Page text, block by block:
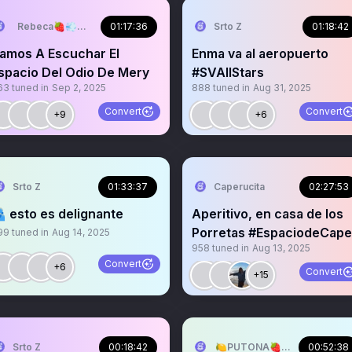
Rebeca🍓💨🇪🇸🇭🇳 01:17:36
A Escuchar El
Del Odio De Mery
tuned in Sep 2, 2025
+9 Convert
Srto Z 01:18:42
Enma va al aeropuerto
#SVAllStars
888 tuned in Aug 31, 2025
+6 Convert
Srto Z 01:33:37
esto es delignante
tuned in Aug 14, 2025
+6 Convert
Caperucita 02:27:53
Aperitivo, en casa de los
Porretas #EspaciodeCape
958 tuned in Aug 13, 2025
+15 Convert
Srto Z 00:18:42 🍋PUTONA🍓🐸🍷 00:52:38